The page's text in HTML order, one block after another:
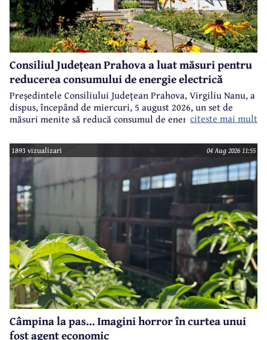
Consiliul Județean Prahova a luat măsuri pentru
reducerea consumului de energie electrică
Președintele Consiliului Județean Prahova, Virgiliu Nanu, a
dispus, începând de miercuri, 5 august 2026, un set de
măsuri menite să reducă consumul de energie electrică în
ca parte a unui demers mai amplu de utilizare responsabilă
a fondurilor publice.
citeste mai mult
1893 vizualizari 04 Aug 2026 11:55
Câmpina la pas... Imagini horror în curtea unui
fost agent economic